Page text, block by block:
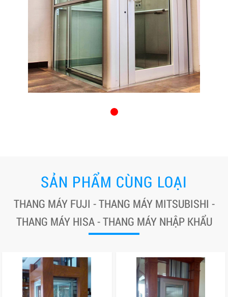
SẢN PHẨM CÙNG LOẠI
THANG MÁY FUJI - THANG MÁY MITSUBISHI -
THANG MÁY HISA - THANG MÁY NHẬP KHẨU